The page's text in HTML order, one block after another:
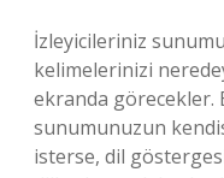
İzleyicileriniz
kelimelerinizi
ekranda görecekler.
sunumunuzun
isterse, dil